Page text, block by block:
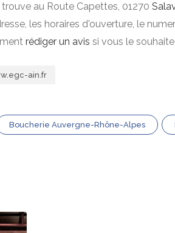
trouve au Route Capettes, 01270
les horaires d'ouverture, le
rédiger un avis si vous le
ain.fr
Boucherie Auvergne-Rhône-Alpes